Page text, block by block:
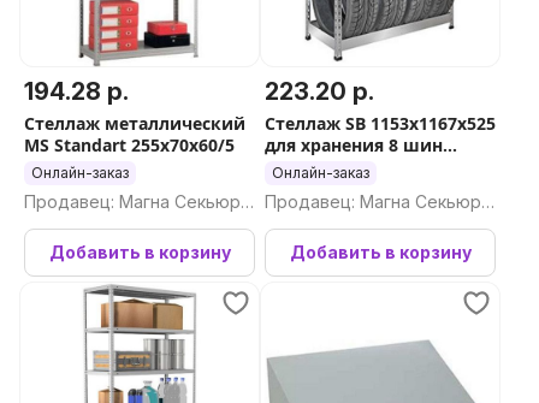
194.28 р.
Стеллаж металлический
MS Standart 255х70х60/5
Онлайн-заказ
Продавец: Магна Секьюри
ти ООО
Добавить в корзину
223.20 р.
Стеллаж SB 1153х1167х525
для хранения 8 шин
оцинкованный
Онлайн-заказ
Продавец: Магна Секьюри
ти ООО
Добавить в корзину